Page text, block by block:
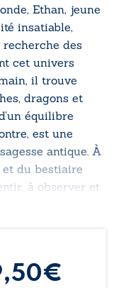
Ethan, jeune
insatiable,
des
cet univers
il trouve
dragons et
équilibre
est une
antique. À
du bestiaire
à observer et
et contemplatif
la connaissance
€